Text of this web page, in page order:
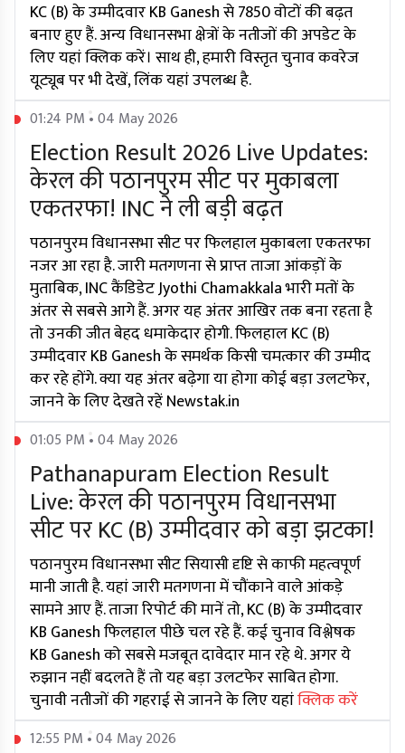
KC (B) के उम्मीदवार KB Ganesh से 7850 वोटों की बढ़त
बनाए हुए हैं. अन्य विधानसभा क्षेत्रों के नतीजों की अपडेट के
लिए यहां क्लिक करें। साथ ही, हमारी विस्तृत चुनाव कवरेज
यूट्यूब पर भी देखें, लिंक यहां उपलब्ध है.
01:24 PM • 04 May 2026
Election Result 2026 Live Updates:
केरल की पठानपुरम सीट पर मुकाबला
एकतरफा! INC ने ली बड़ी बढ़त
पठानपुरम विधानसभा सीट पर फिलहाल मुकाबला एकतरफा
नजर आ रहा है. जारी मतगणना से प्राप्त ताजा आंकड़ों के
मुताबिक, INC कैंडिडेट Jyothi Chamakkala भारी मतों के
अंतर से सबसे आगे हैं. अगर यह अंतर आखिर तक बना रहता है
तो उनकी जीत बेहद धमाकेदार होगी. फिलहाल KC (B)
उम्मीदवार KB Ganesh के समर्थक किसी चमत्कार की उम्मीद
कर रहे होंगे. क्या यह अंतर बढ़ेगा या होगा कोई बड़ा उलटफेर,
जानने के लिए देखते रहें Newstak.in
01:05 PM • 04 May 2026
Pathanapuram Election Result
Live: केरल की पठानपुरम विधानसभा
सीट पर KC (B) उम्मीदवार को बड़ा झटका!
पठानपुरम विधानसभा सीट सियासी दृष्टि से काफी महत्वपूर्ण
मानी जाती है. यहां जारी मतगणना में चौंकाने वाले आंकड़े
सामने आए हैं. ताजा रिपोर्ट की मानें तो, KC (B) के उम्मीदवार
KB Ganesh फिलहाल पीछे चल रहे हैं. कई चुनाव विश्लेषक
KB Ganesh को सबसे मजबूत दावेदार मान रहे थे. अगर ये
रुझान नहीं बदलते हैं तो यह बड़ा उलटफेर साबित होगा.
चुनावी नतीजों की गहराई से जानने के लिए यहांक्लिक करें
12:55 PM • 04 May 2026